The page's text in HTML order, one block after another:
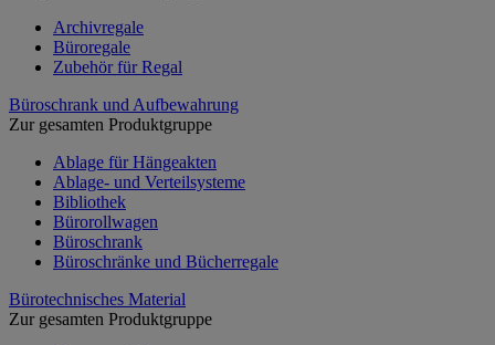
Archivregale
Büroregale
Zubehör für Regal
Büroschrank und Aufbewahrung
Zur gesamten Produktgruppe
Ablage für Hängeakten
Ablage- und Verteilsysteme
Bibliothek
Bürorollwagen
Büroschrank
Büroschränke und Bücherregale
Bürotechnisches Material
Zur gesamten Produktgruppe